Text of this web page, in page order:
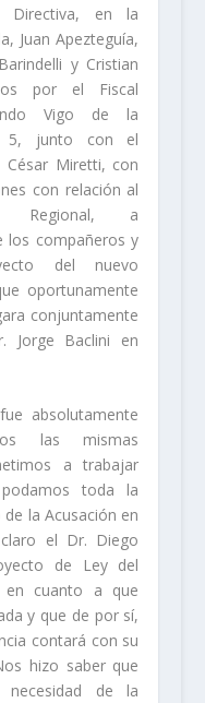
Directiva, en la
Juan Apezteguía,
y Cristian
por el Fiscal
Vigo de la
5, junto con el
César Miretti, con
con relación al
Regional, a
los compañeros y
del nuevo
oportunamente
conjuntamente
Jorge Baclini en
absolutamente
las mismas
a trabajar
toda la
la Acusación en
el Dr. Diego
de Ley del
en cuanto a que
y que de por sí,
contará con su
hizo saber que
necesidad de la